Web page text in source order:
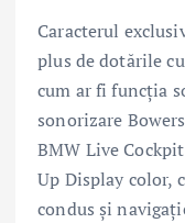
Caracterul
plus de dotările
cum ar fi funcţia
sonorizare
BMW Live
Up Display color,
condus şi